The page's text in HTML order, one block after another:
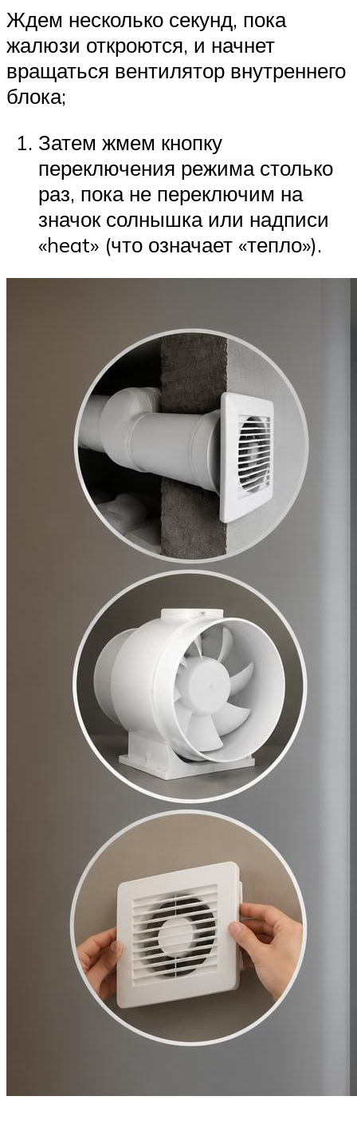
Ждем несколько секунд, пока
жалюзи откроются, и начнет
вращаться вентилятор внутреннего
блока;
Затем жмем кнопку
переключения режима столько
раз, пока не переключим на
значок солнышка или надписи
«heat» (что означает «тепло»).